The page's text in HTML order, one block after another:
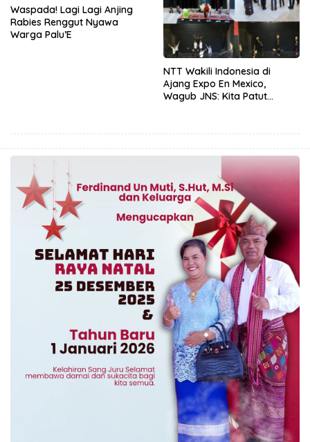
Waspada! Lagi Lagi Anjing
Rabies Renggut Nyawa
Warga Palu’E
NTT Wakili Indonesia di
Ajang Expo En Mexico,
Wagub JNS: Kita Patut